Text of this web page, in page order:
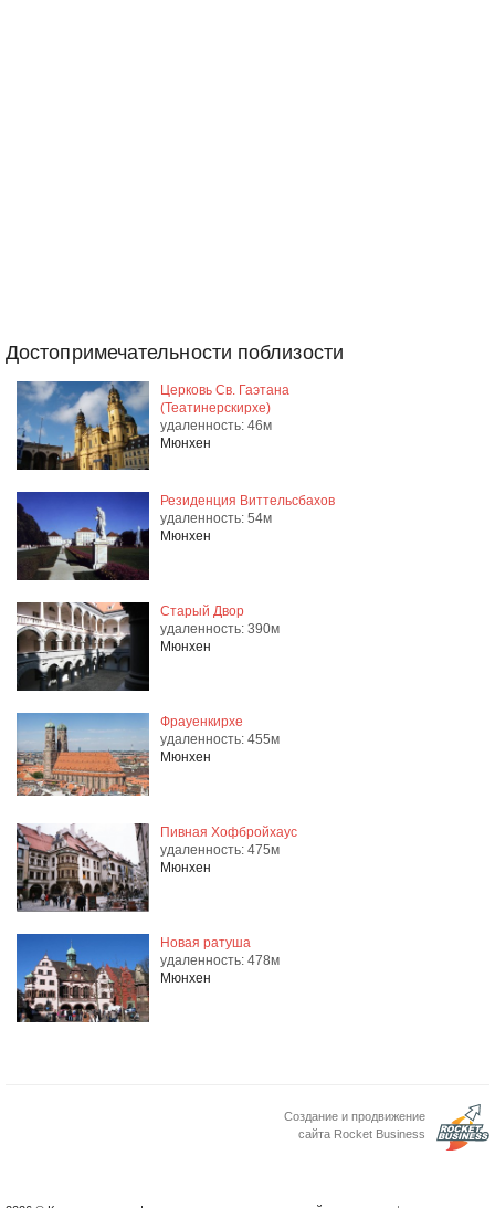
Достопримечательности поблизости
Церковь Св. Гаэтана
(Театинерскирхе)
удаленность: 46м
Мюнхен
Резиденция Виттельсбахов
удаленность: 54м
Мюнхен
Старый Двор
удаленность: 390м
Мюнхен
Фрауенкирхе
удаленность: 455м
Мюнхен
Пивная Хофбройхаус
удаленность: 475м
Мюнхен
Новая ратуша
удаленность: 478м
Мюнхен
Создание и продвижение
сайта Rocket Business